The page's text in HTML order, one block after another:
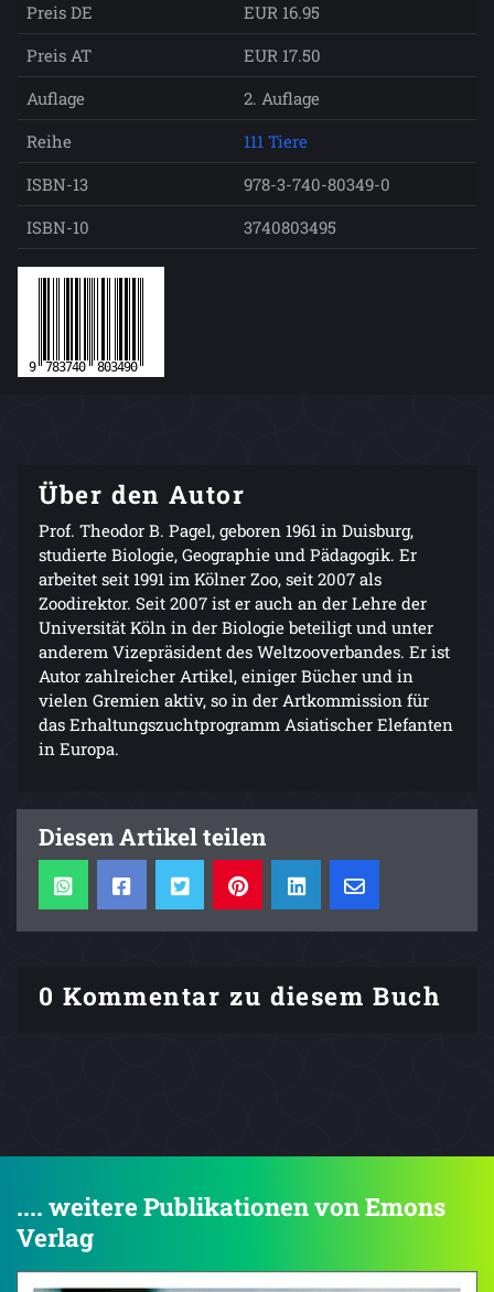
Preis DE
EUR 16.95
Preis AT
EUR 17.50
Auflage
2. Auflage
Reihe
111 Tiere
ISBN-13
978-3-740-80349-0
ISBN-10
3740803495
Über den Autor
Prof. Theodor B. Pagel, geboren 1961 in Duisburg,
studierte Biologie, Geographie und Pädagogik. Er
arbeitet seit 1991 im Kölner Zoo, seit 2007 als
Zoodirektor. Seit 2007 ist er auch an der Lehre der
Universität Köln in der Biologie beteiligt und unter
anderem Vizepräsident des Weltzooverbandes. Er ist
Autor zahlreicher Artikel, einiger Bücher und in
vielen Gremien aktiv, so in der Artkommission für
das Erhaltungszuchtprogramm Asiatischer Elefanten
in Europa.
Diesen Artikel teilen
0 Kommentar zu diesem Buch
.... weitere Publikationen von Emons
Verlag